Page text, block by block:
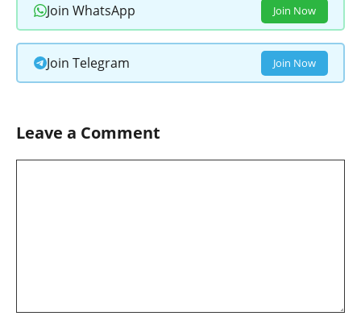
Join WhatsApp Join Now
Join Telegram Join Now
Leave a Comment